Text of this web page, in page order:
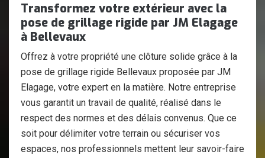
Transformez votre extérieur avec la
pose de grillage rigide par JM Elagage
à Bellevaux
Offrez à votre propriété une clôture solide grâce à la
pose de grillage rigide Bellevaux proposée par JM
Elagage, votre expert en la matière. Notre entreprise
vous garantit un travail de qualité, réalisé dans le
respect des normes et des délais convenus. Que ce
soit pour délimiter votre terrain ou sécuriser vos
espaces, nos professionnels mettent leur savoir-faire